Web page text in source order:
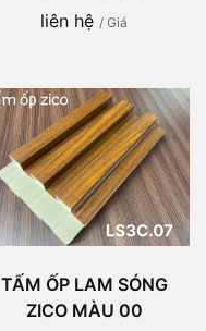
liên hệ / Giá
TẤM ỐP LAM SÓNG
ZICO MÀU 00